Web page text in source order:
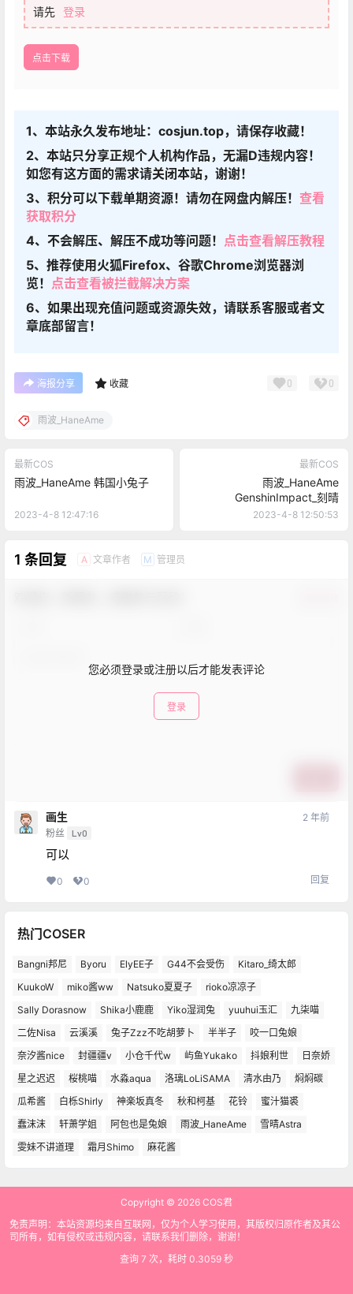
请先 登录
点击下载
1、本站永久发布地址：cosjun.top，请保存收藏！
2、本站只分享正规个人机构作品，无漏D违规内容！
如您有这方面的需求请关闭本站，谢谢！
3、积分可以下载单期资源！请勿在网盘内解压！ 查看
获取积分
4、不会解压、解压不成功等问题！ 点击查看解压教程
5、推荐使用火狐Firefox、谷歌Chrome浏览器浏
览！ 点击查看被拦截解决方案
6、如果出现充值问题或资源失效，请联系客服或者文
章底部留言！
海报分享 收藏 0 0
雨波_HaneAme
最新COS
雨波_HaneAme 韩国小兔子
2023-4-8 12:47:16
最新COS
雨波_HaneAme
GenshinImpact_刻晴
2023-4-8 12:50:53
1 条回复 A 文章作者 M 管理员
您必须登录或注册以后才能发表评论
登录
画生
粉丝 Lv0
2 年前
可以
0 0 回复
热门COSER
Bangni邦尼 Byoru ElyEE子 G44不会受伤
Kitaro_绮太郎
KuukoW
miko酱ww Natsuko夏夏子
rioko凉凉子
Sally Dorasnow
Shika小鹿鹿 Yiko湿润兔 yuuhui玉汇
九柒喵
二佐Nisa
云溪溪 兔子Zzz不吃胡萝卜 半半子
咬一口兔娘
奈汐酱nice
封疆疆v 小仓千代w 屿鱼Yukako 抖娘利世
日奈娇
星之迟迟
桜桃喵 水淼aqua 洛璃LoLiSAMA 清水由乃
焖焖碳
瓜希酱
白栎Shirly 神楽坂真冬 秋和柯基 花铃
蜜汁猫裘
蠢沫沫
轩萧学姐 阿包也是兔娘 雨波_HaneAme
雪晴Astra
雯妹不讲道理
霜月Shimo 麻花酱
Copyright © 2026 COS君
免责声明：本站资源均来自互联网，仅为个人学习使用，其版权归原作者及其公
司所有，如有侵权或违规内容，请联系我们删除，谢谢！
查询 7 次，耗时 0.3059 秒